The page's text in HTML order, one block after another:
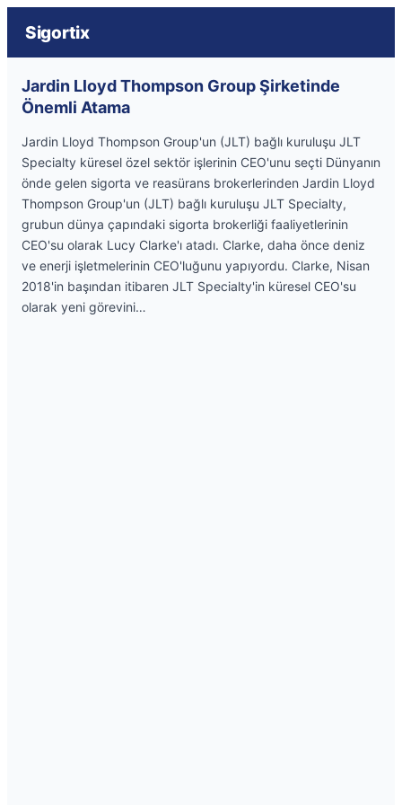
Sigortix
Jardin Lloyd Thompson Group Şirketinde
Önemli Atama
Jardin Lloyd Thompson Group'un (JLT) bağlı kuruluşu JLT
Specialty küresel özel sektör işlerinin CEO'unu seçti Dünyanın
önde gelen sigorta ve reasürans brokerlerinden Jardin Lloyd
Thompson Group'un (JLT) bağlı kuruluşu JLT Specialty,
grubun dünya çapındaki sigorta brokerliği faaliyetlerinin
CEO'su olarak Lucy Clarke'ı atadı. Clarke, daha önce deniz
ve enerji işletmelerinin CEO'luğunu yapıyordu. Clarke, Nisan
2018'in başından itibaren JLT Specialty'in küresel CEO'su
olarak yeni görevini…